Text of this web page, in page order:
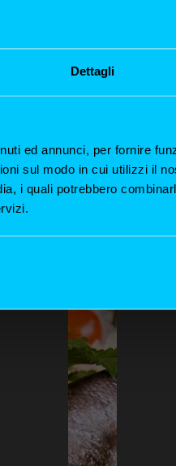
Dettagli
ed annunci, per fornire
sul modo in cui utilizzi il
i quali potrebbero
delle Chef.